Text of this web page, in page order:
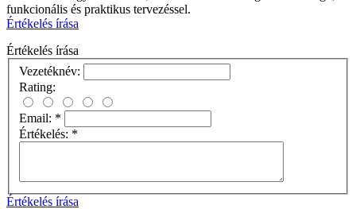
funkcionális és praktikus tervezéssel.
Értékelés írása
Értékelés írása
Vezetéknév:
Rating:
Email: *
Értékelés: *
Értékelés írása